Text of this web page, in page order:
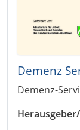
Demenz
Demenz-